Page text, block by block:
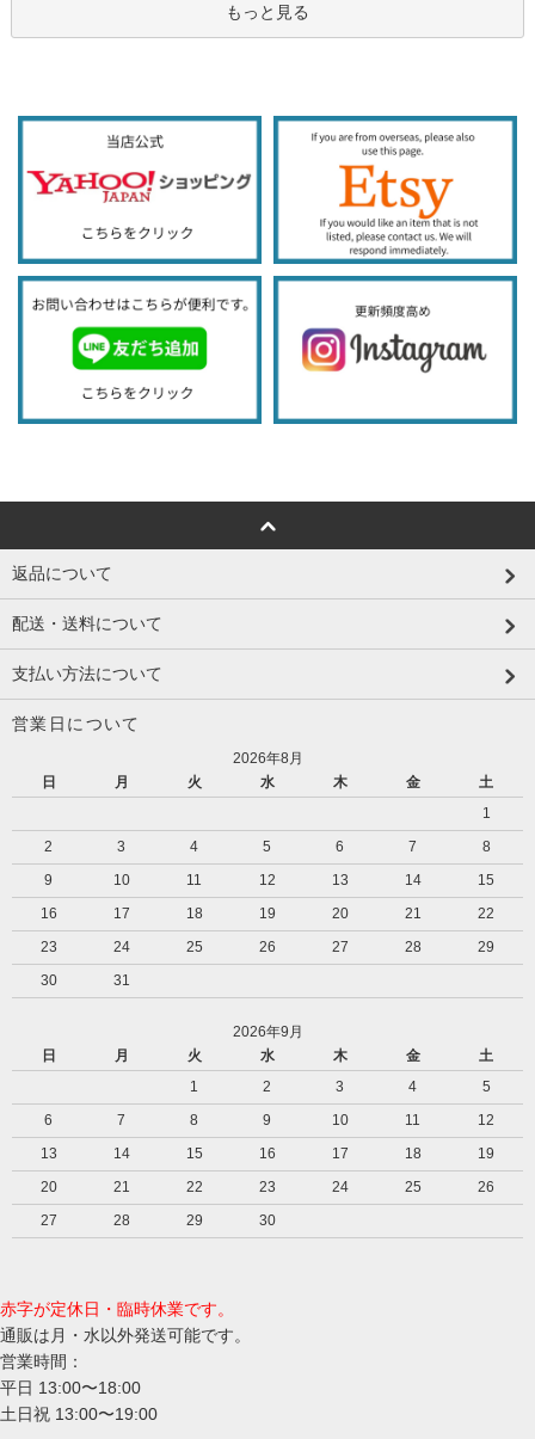
もっと見る
返品について
配送・送料について
支払い方法について
営業日について
2026年8月
日
月 火 水 木 金
土
1
2
3 4 5 6 7
8
9
10 11 12 13 14
15
16
17 18 19 20 21
22
23
24 25 26 27 28
29
30
31
2026年9月
日
月 火 水 木 金
土
1
2 3 4
5
6
7 8 9 10 11
12
13
14 15 16 17 18
19
20
21 22 23 24 25
26
27
28 29 30
赤字が定休日・臨時休業です。
通販は月・水以外発送可能です。
営業時間：
平日 13:00〜18:00
土日祝 13:00〜19:00